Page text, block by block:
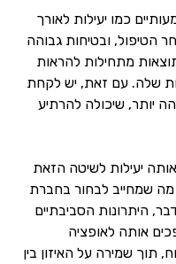
כמו יעילות לאורך
הטיפול, ובטיחות גבוהה
מתחילות להראות
שלה. עם זאת, יש לקחת
יותר, שיכולה להרתיע
יעילות לשיטה הזאת
מה שמחייב לבחור בחברת
היתרונות הסביבתיים
אותה לאופציה
תוך שמירה על האיזון בין